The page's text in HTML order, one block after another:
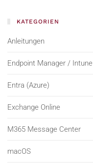
KATEGORIEN
Anleitungen
Endpoint Manager / Intune
Entra (Azure)
Exchange Online
M365 Message Center
macOS